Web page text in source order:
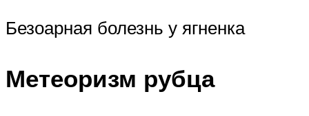
Безоарная болезнь у ягненка
Метеоризм рубца